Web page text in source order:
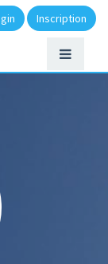
Inscription